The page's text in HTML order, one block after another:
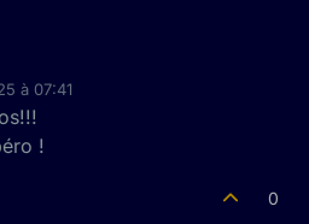
à 07:41
!
0